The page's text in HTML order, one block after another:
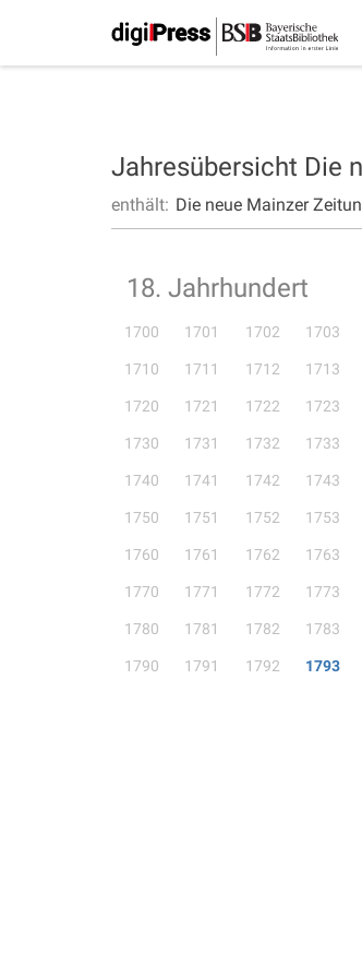
Jahresübersicht Die
enthält: Die neue Mainzer
18. Jahrhundert
1700 1701 1702 1703
1710 1711 1712 1713
1720 1721 1722 1723
1730 1731 1732 1733
1740 1741 1742 1743
1750 1751 1752 1753
1760 1761 1762 1763
1770 1771 1772 1773
1780 1781 1782 1783
1790 1791 1792 1793